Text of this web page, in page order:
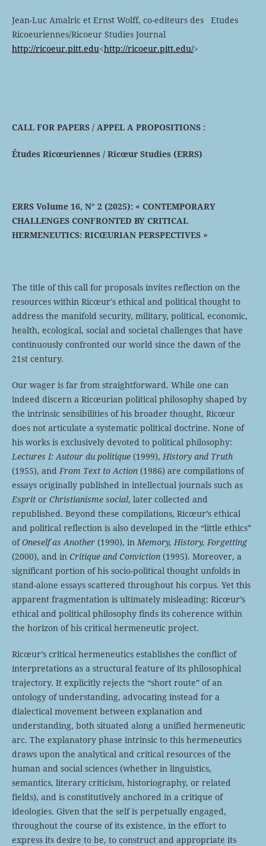
Jean-Luc Amalric et Ernst Wolff, co-editeurs des Etudes
Ricoeuriennes/Ricoeur Studies Journal
http://ricoeur.pitt.edu<http://ricoeur.pitt.edu/>
CALL FOR PAPERS / APPEL A PROPOSITIONS :
Études Ricœuriennes / Ricœur Studies (ERRS)
ERRS Volume 16, N° 2 (2025): « CONTEMPORARY
CHALLENGES CONFRONTED BY CRITICAL
HERMENEUTICS: RICŒURIAN PERSPECTIVES »
The title of this call for proposals invites reflection on the
resources within Ricœur's ethical and political thought to
address the manifold security, military, political, economic,
health, ecological, social and societal challenges that have
continuously confronted our world since the dawn of the
21st century.
Our wager is far from straightforward. While one can
indeed discern a Ricœurian political philosophy shaped by
the intrinsic sensibilities of his broader thought, Ricœur
does not articulate a systematic political doctrine. None of
his works is exclusively devoted to political philosophy:
Lectures I: Autour du politique (1999), History and Truth
(1955), and From Text to Action (1986) are compilations of
essays originally published in intellectual journals such as
Esprit or Christianisme social, later collected and
republished. Beyond these compilations, Ricœur’s ethical
and political reflection is also developed in the “little ethics”
ofOneself as Another (1990), in Memory, History, Forgetting
(2000), and in Critique and Conviction (1995). Moreover, a
significant portion of his socio-political thought unfolds in
stand-alone essays scattered throughout his corpus. Yet this
apparent fragmentation is ultimately misleading: Ricœur’s
ethical and political philosophy finds its coherence within
the horizon of his critical hermeneutic project.
Ricœur’s critical hermeneutics establishes the conflict of
interpretations as a structural feature of its philosophical
trajectory. It explicitly rejects the “short route” of an
ontology of understanding, advocating instead for a
dialectical movement between explanation and
understanding, both situated along a unified hermeneutic
arc. The explanatory phase intrinsic to this hermeneutics
draws upon the analytical and critical resources of the
human and social sciences (whether in linguistics,
semantics, literary criticism, historiography, or related
fields), and is constitutively anchored in a critique of
ideologies. Given that the self is perpetually engaged,
throughout the course of its existence, in the effort to
express its desire to be, to construct and appropriate its